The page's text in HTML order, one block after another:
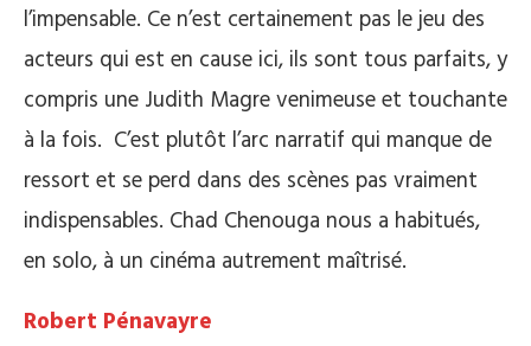
l’impensable. Ce n’est certainement pas le jeu des
acteurs qui est en cause ici, ils sont tous parfaits, y
compris une Judith Magre venimeuse et touchante
à la fois. C’est plutôt l’arc narratif qui manque de
ressort et se perd dans des scènes pas vraiment
indispensables. Chad Chenouga nous a habitués,
en solo, à un cinéma autrement maîtrisé.
Robert Pénavayre